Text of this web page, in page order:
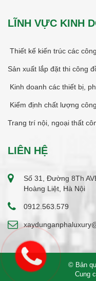
LĨNH VỰC KINH
Thiết kế kiến trúc các
Sản xuất lắp đặt thi công
Kinh doanh các thiết bị,
Kiểm định chất lượng
Trang trí nội, ngoại thất
LIÊN HỆ
Số 31, Đường 8Th
Hoàng Liệt, Hà Nội
0912.563.579
© Bản
Cung